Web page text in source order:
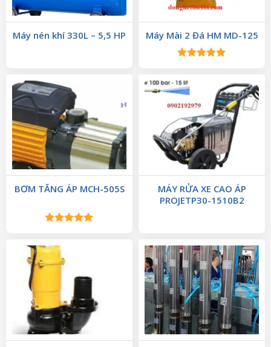
Máy nén khí 330L – 5,5 HP Máy Mài 2 Đá HM MD-125
5 sao
BƠM TĂNG ÁP MCH-505S
5 sao
MÁY RỬA XE CAO ÁP
PROJETP30-1510B2